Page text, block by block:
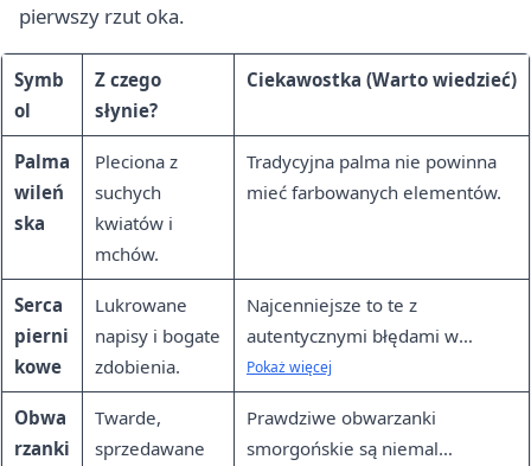
pierwszy rzut oka.
Symb
ol
Z czego
słynie?
Ciekawostka (Warto wiedzieć)
Palma
wileń
ska
Pleciona z
suchych
kwiatów i
mchów.
Tradycyjna palma nie powinna
mieć farbowanych elementów.
Serca
pierni
kowe
Lukrowane
napisy i bogate
zdobienia.
Najcenniejsze to te z
autentycznymi błędami w
gwarze wileńskiej.
Pokaż więcej
Obwa
rzanki
Twarde,
sprzedawane
Prawdziwe obwarzanki
smorgońskie są niemal